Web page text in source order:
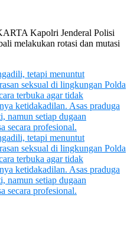
Kapolri Jenderal Polisi
melakukan rotasi dan mutasi